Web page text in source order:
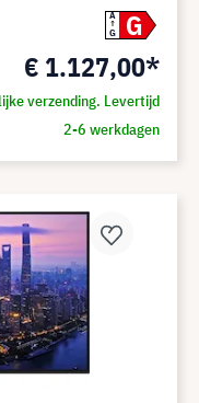
A
G
G
€ 1.127,00*
verzending. Levertijd
2-6 werkdagen